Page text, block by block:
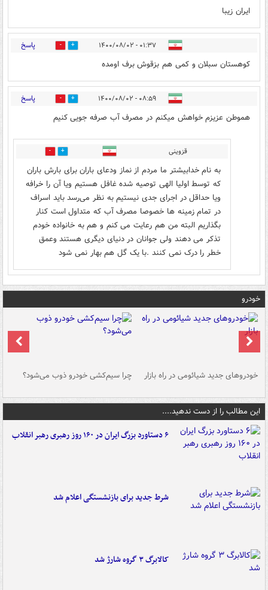
ایران زیبا
۰۱:۳۷ - ۱۴۰۰/۰۸/۰۲ 0 پاسخ
کوهستان سبلان و کمی هم بزقوش برف اومده
۰۸:۵۹ - ۱۴۰۰/۰۸/۰۲ 1 پاسخ
هموطن عزيزم خواهش ميكنم در مصرف آب صرفه جويى كنيم
قزوینی 0
به نام خدابیشتر ما مردم از نماز ودعای باران برای بارش باران
که توسط اولیا الهی توصیه شده غافل هستیم ویا آن را خرافه
ویا حداقل در اجرای جدی نیستیم به نظر می‌رسد باید اسراف
در تمام زمینه ها خصوصا مصرف آب که متداول است کنار
بگذاریم البته من هم رعایت می کنم و هم به خانواده خودم
تذکر می دهند ولی جوانان در دنیای دیگری هستند وعمق
خطر را درک نمی کنند .با یک گل هم بهار نمی شود
خودرو
خودروهای جدید شیائومی در راه بازار چرا سیم‌کشی خودرو ذوب می‌شود؟
این مطالب را از دست ندهید....
۶ دستاورد بزرگ ایران در ۱۶۰ روز رهبری رهبر انقلاب
شرط جدید برای بازنشستگی اعلام شد
کالابرگ ۳ گروه شارژ شد